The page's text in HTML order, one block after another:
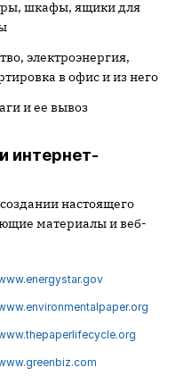
шкафы, ящики для
электроэнергия,
в офис и из него
и ее вывоз
интернет-
настоящего
материалы и веб-